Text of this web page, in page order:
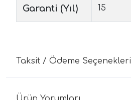
Garanti (Yıl) 15
Taksit / Ödeme Seçenekleri